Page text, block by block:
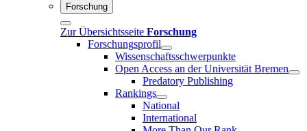
Forschung
Zur Übersichtsseite Forschung
Forschungsprofil
Wissenschaftsschwerpunkte
Open Access an der Universität Bremen
Predatory Publishing
Rankings
National
International